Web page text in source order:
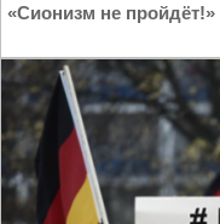
«Сионизм не пройдёт!»